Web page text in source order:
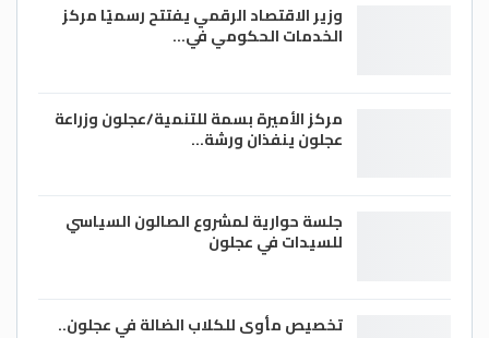
وزير الاقتصاد الرقمي يفتتح رسميًا مركز
الخدمات الحكومي في…
مركز الأميرة بسمة للتنمية/عجلون وزراعة
عجلون ينفذان ورشة…
جلسة حوارية لمشروع الصالون السياسي
للسيدات في عجلون
تخصيص مأوى للكلاب الضالة في عجلون..